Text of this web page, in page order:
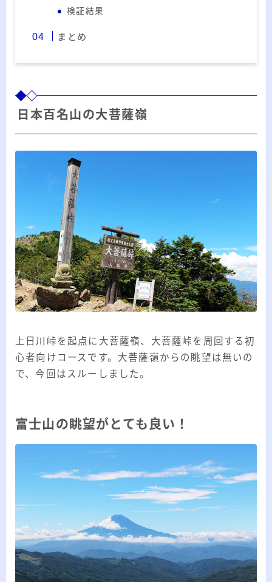
プロフィール
みきてぃ
20代のブロガーです。IT・インターネット関連
や生活関連、趣味の1つである観賞魚などの記事
を書いています。
≫詳しいプロフィールを見る
≫お問い合わせはこちら
検証結果
まとめ
日本百名山の大菩薩嶺
上日川峠を起点に大菩薩嶺、大菩薩峠を周回する初
心者向けコースです。大菩薩嶺からの眺望は無いの
で、今回はスルーしました。
富士山の眺望がとても良い！